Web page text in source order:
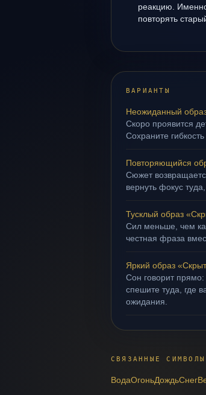
реакцию.
повторять
ВАРИАНТЫ
Неожиданный
Скоро проявится
Сохраните
Повторяющийся
Сюжет
вернуть фокус
Тусклый образ
Сил меньше, чем
честная фраза
Яркий образ
Сон говорит
спешите туда, где
ожидания.
СВЯЗАННЫЕ СИМВОЛЫ
ВодаОгоньДождьСнег